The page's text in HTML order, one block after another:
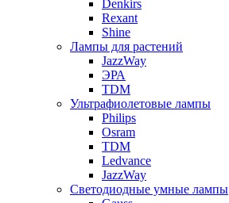
Denkirs
Rexant
Shine
Лампы для растений
JazzWay
ЭРА
TDM
Ультрафиолетовые лампы
Philips
Osram
TDM
Ledvance
JazzWay
Светодиодные умные лампы